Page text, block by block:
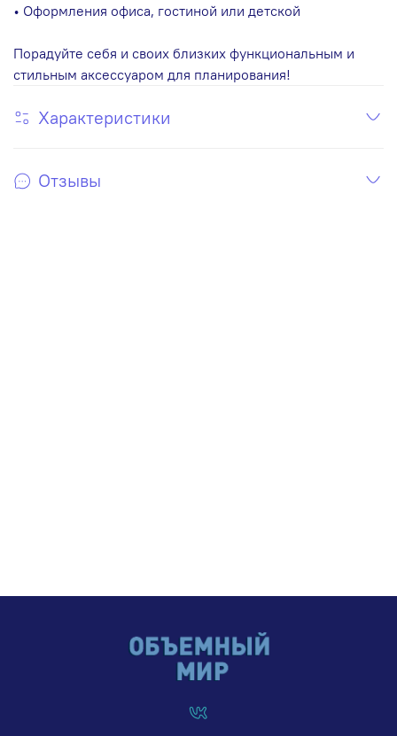
• Оформления офиса, гостиной или детской
Порадуйте себя и своих близких функциональным и
стильным аксессуаром для планирования!
Характеристики
Отзывы